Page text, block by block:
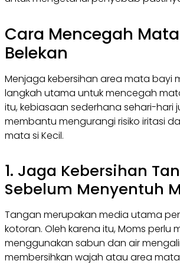
Cara Mencegah
Belekan
Menjaga kebersihan area mata bayi
langkah utama untuk mencegah
itu, kebiasaan sederhana sehari-hari
membantu mengurangi risiko iritasi
mata si Kecil.
1. Jaga Kebersihan
Sebelum Menyentuh
Tangan merupakan media utama
kotoran. Oleh karena itu, Moms perlu
menggunakan sabun dan air
membersihkan wajah atau area mata